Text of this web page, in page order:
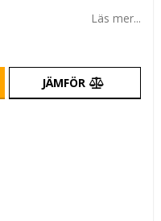
Läs mer...
JÄMFÖR